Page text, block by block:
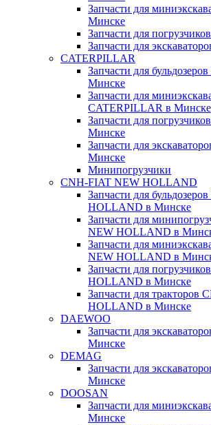
Запчасти для
Минске
Запчасти для
Запчасти для
CATERPILLAR
Запчасти для
Минске
Запчасти для
CATERPILLAR в Минске
Запчасти для
Минске
Запчасти для
Минскe
Минипогрузчики
CNH-FIAT NEW HOLLAND
Запчасти для
HOLLAND в Минске
Запчасти для
NEW HOLLAND в
Запчасти для
NEW HOLLAND в
Запчасти для
HOLLAND в Минске
Запчасти для тракторов
HOLLAND в Минске
DAEWOO
Запчасти для
Минске
DEMAG
Запчасти для
Минске
DOOSAN
Запчасти для
Минске